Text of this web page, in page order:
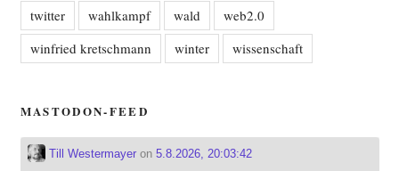
twitter
wahlkampf wald
web2.0
winfried kretschmann
winter wissenschaft
MASTODON-FEED
Till Westermayeron 5.8.2026, 20:03:42